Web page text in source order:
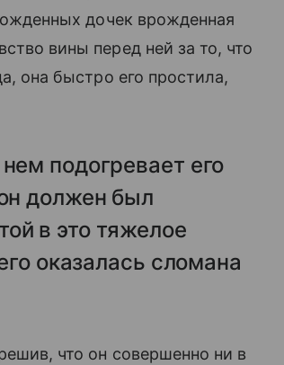
дочек врожденная
вины перед ней за то, что
она быстро его простила,
подогревает его
должен был
в это тяжелое
оказалась сломана
что он совершенно ни в